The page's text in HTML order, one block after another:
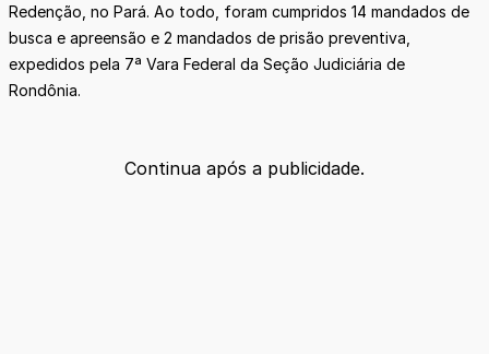
Redenção, no Pará. Ao todo, foram cumpridos 14 mandados de
busca e apreensão e 2 mandados de prisão preventiva,
expedidos pela 7ª Vara Federal da Seção Judiciária de
Rondônia.
Continua após a publicidade.